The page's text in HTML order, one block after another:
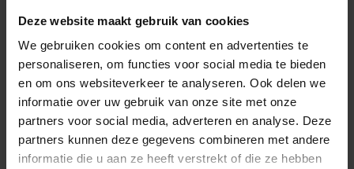
Deze website maakt gebruik van cookies
We gebruiken cookies om content en advertenties te
personaliseren, om functies voor social media te bieden
en om ons websiteverkeer te analyseren. Ook delen we
informatie over uw gebruik van onze site met onze
partners voor social media, adverteren en analyse. Deze
partners kunnen deze gegevens combineren met andere
informatie die u aan ze heeft verstrekt of die ze hebben
Zoeken
Mijn Onderlinge
Menu Menu
Particuliere verzekeringen
Aansprakelijkheid
Auto
Bromfiets